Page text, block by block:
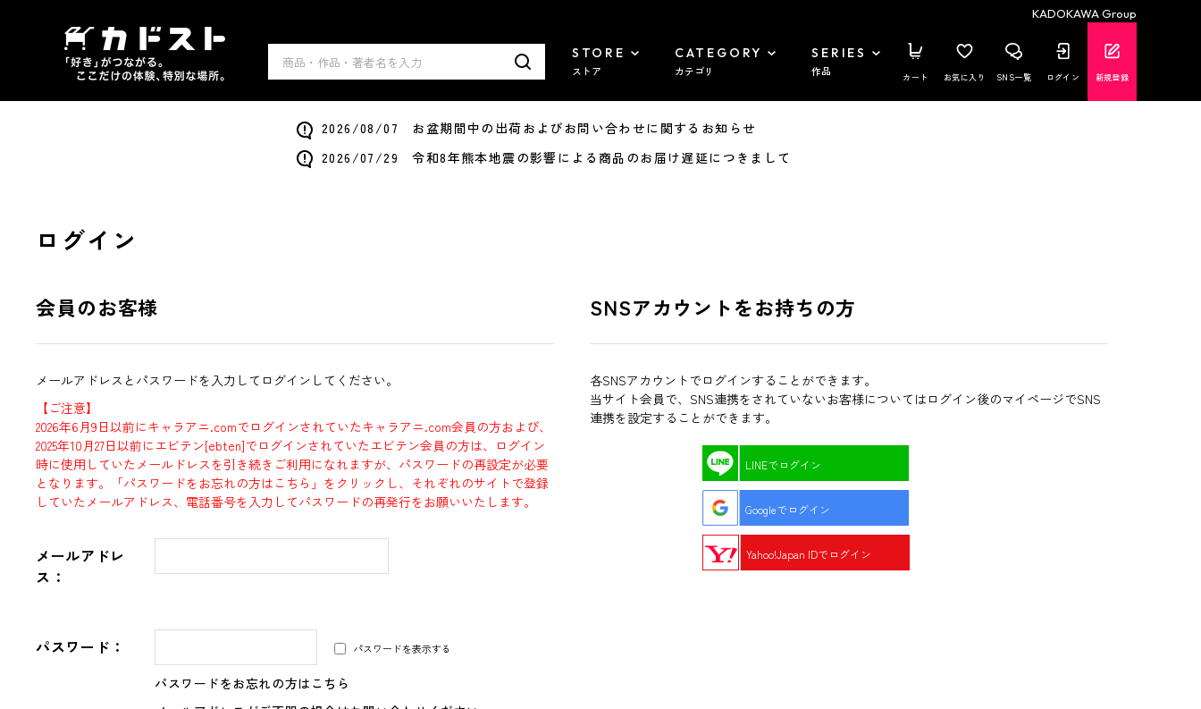
KADOKAWA Group
STORE
ストア
CATEGORY
カテゴリ
SERIES
作品 カート お気に入り SNS一覧 ログイン 新規登録
2026/08/07 お盆期間中の出荷およびお問い合わせに関するお知らせ
2026/07/29 令和8年熊本地震の影響による商品のお届け遅延につきまして
ログイン
会員のお客様
メールアドレスとパスワードを入力してログインしてください。
【ご注意】
2026年6月9日以前にキャラアニ.comでログインされていたキャラアニ.com会員の方および、
2025年10月27日以前にエビテン[ebten]でログインされていたエビテン会員の方は、ログイン
時に使用していたメールドレスを引き続きご利用になれますが、パスワードの再設定が必要
となります。「パスワードをお忘れの方はこちら」をクリックし、それぞれのサイトで登録
していたメールアドレス、電話番号を入力してパスワードの再発行をお願いいたします。
メールアドレ
ス：
パスワード： パスワードを表示する
パスワードをお忘れの方はこちら
SNSアカウントをお持ちの方
各SNSアカウントでログインすることができます。
当サイト会員で、SNS連携をされていないお客様についてはログイン後のマイページでSNS
連携を設定することができます。
LINEでログイン
Googleでログイン
Yahoo!Japan IDでログイン